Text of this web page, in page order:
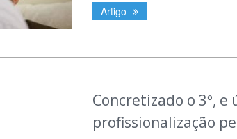
Artigo
Concretizado o 3º,
profissionalização